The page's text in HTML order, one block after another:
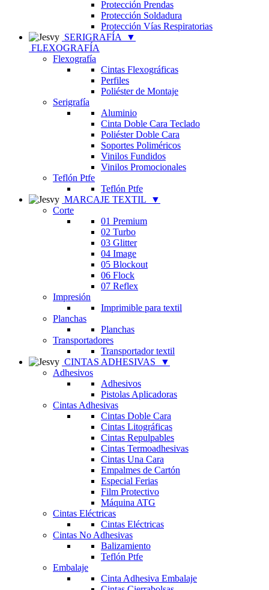
Protección Prendas
Protección Soldadura
Protección Vías Respiratorias
SERIGRAFÍA
▼
FLEXOGRAFÍA
Flexografía
Cintas Flexográficas
Perfiles
Poliéster de Montaje
Serigrafía
Aluminio
Cinta Doble Cara Teclado
Poliéster Doble Cara
Soportes Poliméricos
Vinilos Fundidos
Vinilos Promocionales
Teflón Ptfe
Teflón Ptfe
MARCAJE TEXTIL
▼
Corte
01 Premium
02 Turbo
03 Glitter
04 Image
05 Blockout
06 Flock
07 Reflex
Impresión
Imprimible para textil
Planchas
Planchas
Transportadores
Transportador textil
CINTAS ADHESIVAS
▼
Adhesivos
Adhesivos
Pistolas Aplicadoras
Cintas Adhesivas
Cintas Doble Cara
Cintas Litográficas
Cintas Repulpables
Cintas Termoadhesivas
Cintas Una Cara
Empalmes de Cartón
Especial Ferias
Film Protectivo
Máquina ATG
Cintas Eléctricas
Cintas Eléctricas
Cintas No Adhesivas
Balizamiento
Teflón Ptfe
Embalaje
Cinta Adhesiva Embalaje